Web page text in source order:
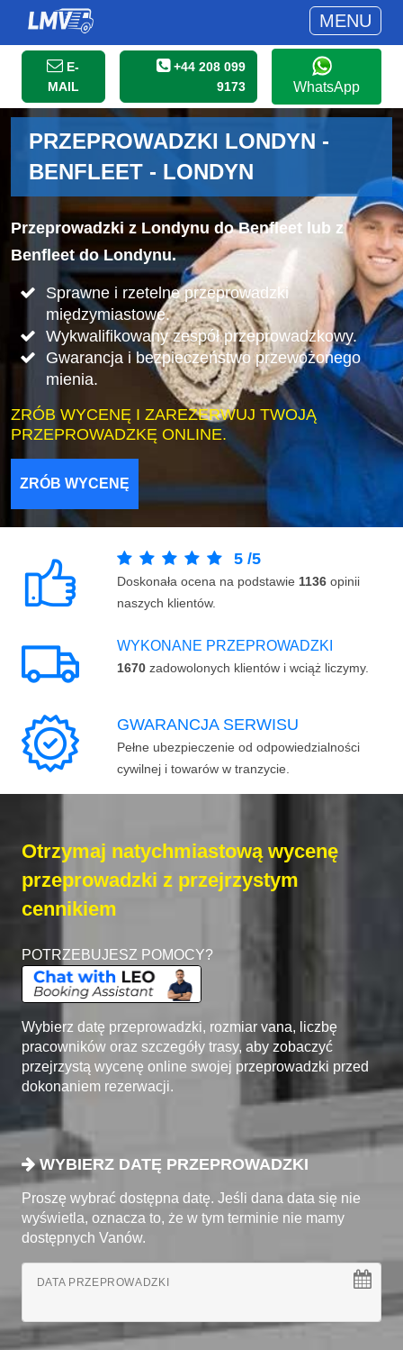
MENU
E-
MAIL
+44 208 099
9173
WhatsApp
PRZEPROWADZKI LONDYN -
BENFLEET - LONDYN
Przeprowadzki z Londynu do Benfleet lub z
Benfleet do Londynu.
Sprawne i rzetelne przeprowadzki
międzymiastowe.
Wykwalifikowany zespół przeprowadzkowy.
Gwarancja i bezpieczeństwo przewożonego
mienia.
ZRÓB WYCENĘ I ZAREZERWUJ TWOJĄ
PRZEPROWADZKĘ ONLINE.
ZRÓB WYCENĘ
5 /5
Doskonała ocena na podstawie 1136 opinii
naszych klientów.
WYKONANE PRZEPROWADZKI
1670 zadowolonych klientów i wciąż liczymy.
GWARANCJA SERWISU
Pełne ubezpieczenie od odpowiedzialności
cywilnej i towarów w tranzycie.
Otrzymaj natychmiastową wycenę
przeprowadzki z przejrzystym
cennikiem
POTRZEBUJESZ POMOCY?
Wybierz datę przeprowadzki, rozmiar vana, liczbę
pracowników oraz szczegóły trasy, aby zobaczyć
przejrzystą wycenę online swojej przeprowadzki przed
dokonaniem rezerwacji.
WYBIERZ DATĘ PRZEPROWADZKI
Proszę wybrać dostępna datę. Jeśli dana data się nie
wyświetla, oznacza to, że w tym terminie nie mamy
dostępnych Vanów.
DATA PRZEPROWADZKI